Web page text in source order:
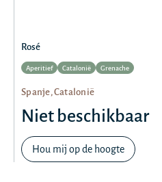
Rosé
Aperitief Catalonië Grenache
Spanje, Catalonië
Niet beschikbaar
Hou mij op de hoogte